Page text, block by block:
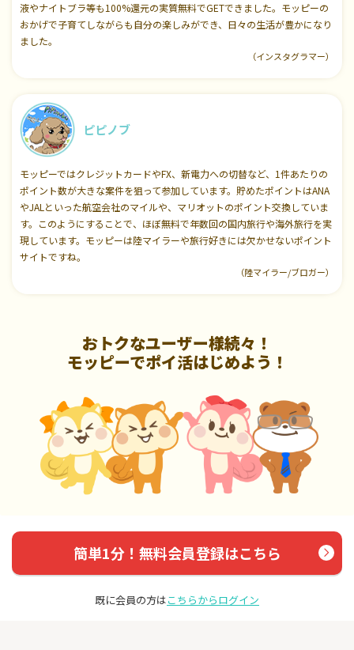
液やナイトブラ等も100%還元の実質無料でGETできました。モッピーの
おかげで子育てしながらも自分の楽しみができ、日々の生活が豊かになり
ました。
（インスタグラマー）
ピピノブ
モッピーではクレジットカードやFX、新電力への切替など、1件あたりの
ポイント数が大きな案件を狙って参加しています。貯めたポイントはANA
やJALといった航空会社のマイルや、マリオットのポイント交換していま
す。このようにすることで、ほぼ無料で年数回の国内旅行や海外旅行を実
現しています。モッピーは陸マイラーや旅行好きには欠かせないポイント
サイトですね。
（陸マイラー/ブロガー）
おトクなユーザー様続々！
モッピーでポイ活はじめよう！
簡単1分！無料会員登録はこちら
既に会員の方はこちらからログイン